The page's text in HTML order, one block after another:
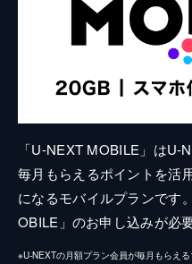
「U-NEXT MOBILE」はU-
毎月もらえるポイントを活
になるモバイルプランです
OBILE」のお申し込みが必
※U-NEXTの月額プラン会員が毎月もらえ